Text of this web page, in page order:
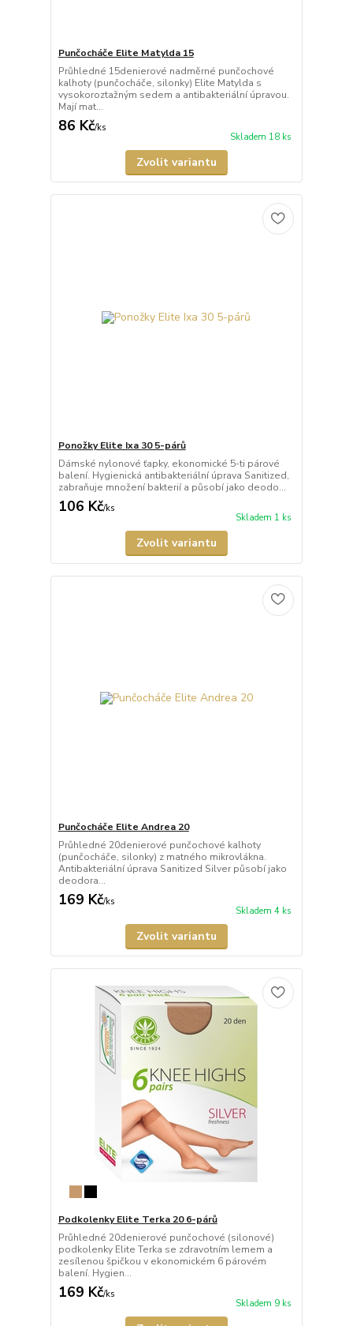
Punčocháče Elite Matylda 15
Průhledné 15denierové nadměrné punčochové
kalhoty (punčocháče, silonky) Elite Matylda s
vysokoroztažným sedem a antibakteriální úpravou.
Mají mat...
86 Kč/ks
Skladem 18 ks
Zvolit variantu
Ponožky Elite Ixa 30 5-párů
Dámské nylonové ťapky, ekonomické 5-ti párové
balení. Hygienická antibakteriální úprava Sanitized,
zabraňuje množení bakterií a působí jako deodo...
106 Kč/ks
Skladem 1 ks
Zvolit variantu
Punčocháče Elite Andrea 20
Průhledné 20denierové punčochové kalhoty
(punčocháče, silonky) z matného mikrovlákna.
Antibakteriální úprava Sanitized Silver působí jako
deodora...
169 Kč/ks
Skladem 4 ks
Zvolit variantu
Podkolenky Elite Terka 20 6-párů
Průhledné 20denierové punčochové (silonové)
podkolenky Elite Terka se zdravotním lemem a
zesílenou špičkou v ekonomickém 6 párovém
balení. Hygien...
169 Kč/ks
Skladem 9 ks